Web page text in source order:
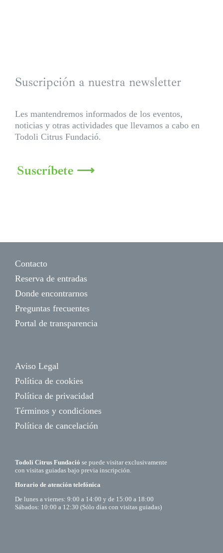
Suscripción a nuestra newsletter
Les mantendremos informados de los eventos,
noticias y otras actividades que llevamos a cabo en
Todoli Citrus Fundació.
Suscríbete ⟶
Contacto
Reserva de entradas
Donde encontrarnos
Preguntas frecuentes
Portal de transparencia
Aviso Legal
Política de cookies
Política de privacidad
Términos y condiciones
Política de cancelación
Todolí Citrus Fundació se puede visitar exclusivamente
con visitas guiadas bajo previa inscripción.
Horario de atención telefónica
De lunes a viernes: 9:00 a 14:00 y de 15:00 a 18:00
Sábados: 10:00 a 12:30 (Sólo días con visitas guiadas)